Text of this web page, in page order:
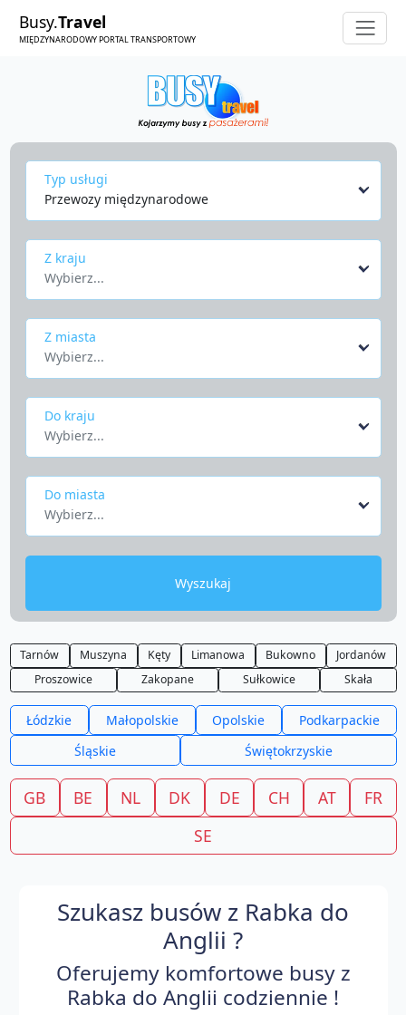
Busy.Travel
MIĘDZYNARODOWY PORTAL TRANSPORTOWY
Typ usługi
Przewozy międzynarodowe
Z kraju
Wybierz...
Z miasta
Wybierz...
Do kraju
Wybierz...
Do miasta
Wybierz...
Wyszukaj
Tarnów Muszyna Kęty Limanowa Bukowno
Jordanów
Proszowice
Zakopane Sułkowice Skała
Łódzkie Małopolskie Opolskie
Podkarpackie
Śląskie
Świętokrzyskie
GB BE NL DK DE CH AT
FR
SE
Szukasz busów z Rabka do
Anglii ?
Oferujemy komfortowe busy z
Rabka do Anglii codziennie !